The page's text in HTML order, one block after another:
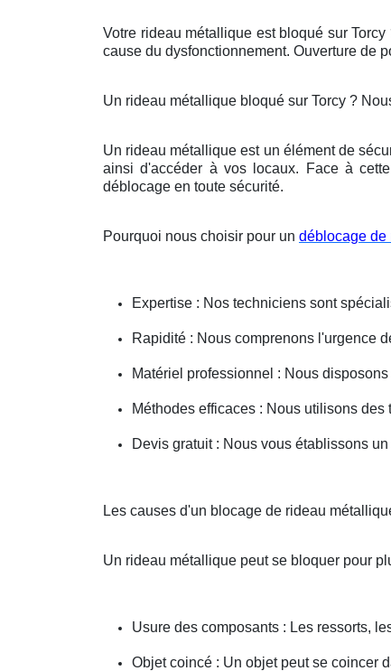
Votre rideau métallique est bloqué sur
cause du dysfonctionnement. Ouverture de
Un rideau métallique bloqué sur Torcy ?
Un rideau métallique est un élément de
ainsi d'accéder à vos locaux. Face à
déblocage en toute sécurité.
Pourquoi nous choisir pour un déblocage de
Expertise : Nos techniciens sont
Rapidité : Nous comprenons l'urgence
Matériel professionnel : Nous
Méthodes efficaces : Nous utilisons
Devis gratuit : Nous vous établissons
Les causes d'un blocage de rideau
Un rideau métallique peut se bloquer pour
Usure des composants : Les ressorts,
Objet coincé : Un objet peut se coincer